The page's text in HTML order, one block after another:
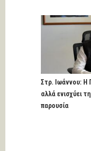
Στρ. Ιωάννου: Η
αλλά ενισχύει
παρουσία